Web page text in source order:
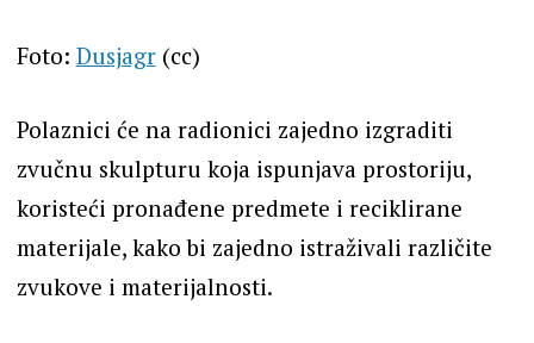
Foto: Dusjagr(cc)
Polaznici će na radionici zajedno izgraditi
zvučnu skulpturu koja ispunjava prostoriju,
koristeći pronađene predmete i reciklirane
materijale, kako bi zajedno istraživali različite
zvukove i materijalnosti.